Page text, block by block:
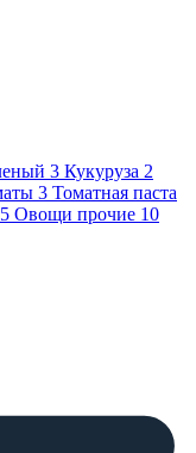
3 Кукуруза 2
3 Томатная паста
5 Овощи прочие 10